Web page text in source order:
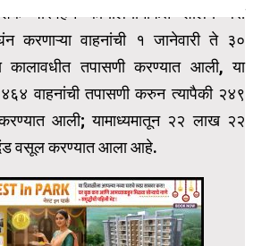
परिवहन कार्यालयामार्फत शालेय बस
करणाऱ्या वाहनांची १ जानेवारी ते ३०
कालावधीत तपासणी करण्यात आली, या
वाहनांची तपासणी करुन त्यापैकी २४९
करण्यात आली; यामाध्यमातून २२ लाख २२
वसूल करण्यात आला आहे.